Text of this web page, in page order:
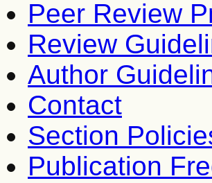
Peer Review
Review
Author
Contact
Section
Publication